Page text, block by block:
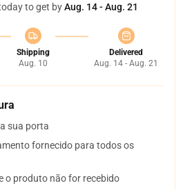
to get byAug. 14 - Aug. 21
Shipping
Aug. 10
Delivered
Aug. 14 - Aug. 21
sua porta
fornecido para todos os
o produto não for recebido